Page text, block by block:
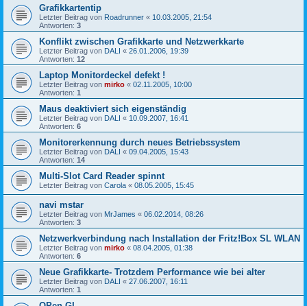
Grafikkartentip
Letzter Beitrag von Roadrunner « 10.03.2005, 21:54
Antworten: 3
Konflikt zwischen Grafikkarte und Netzwerkkarte
Letzter Beitrag von DALI « 26.01.2006, 19:39
Antworten: 12
Laptop Monitordeckel defekt !
Letzter Beitrag von mirko « 02.11.2005, 10:00
Antworten: 1
Maus deaktiviert sich eigenständig
Letzter Beitrag von DALI « 10.09.2007, 16:41
Antworten: 6
Monitorerkennung durch neues Betriebssystem
Letzter Beitrag von DALI « 09.04.2005, 15:43
Antworten: 14
Multi-Slot Card Reader spinnt
Letzter Beitrag von Carola « 08.05.2005, 15:45
navi mstar
Letzter Beitrag von MrJames « 06.02.2014, 08:26
Antworten: 3
Netzwerkverbindung nach Installation der Fritz!Box SL WLAN
Letzter Beitrag von mirko « 08.04.2005, 01:38
Antworten: 6
Neue Grafikkarte- Trotzdem Performance wie bei alter
Letzter Beitrag von DALI « 27.06.2007, 16:11
Antworten: 1